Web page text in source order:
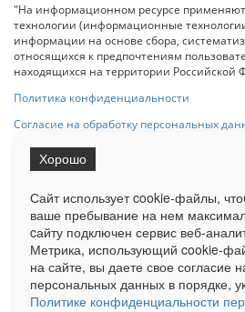
"На информационном ресурсе
технологии (информационные
информации на основе сбора,
относящихся к предпочтениям
находящихся на территории Российской
Политика конфиденциальности
Согласие на обработку персональных
на Сетевое издание «ОрелТаймс»
Ограниченная статистика посещаемости
Liveinternet.ru . Подробная статистика для
у менеджера.
Реклама Документы
Сайт использует cookie-файлы,
ваше пребывание на нем
cайту подключен сервис веб-
Метрика, использующий cookie-
на сайте, вы даете свое согласие
персональных данных в порядке,
Политике конфиденциальности
Хорошо